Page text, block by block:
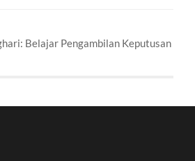
Belajar Pengambilan Keputusan